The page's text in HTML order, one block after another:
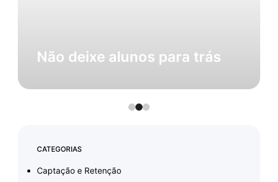
Não deixe alunos para trás
CATEGORIAS
Captação e Retenção